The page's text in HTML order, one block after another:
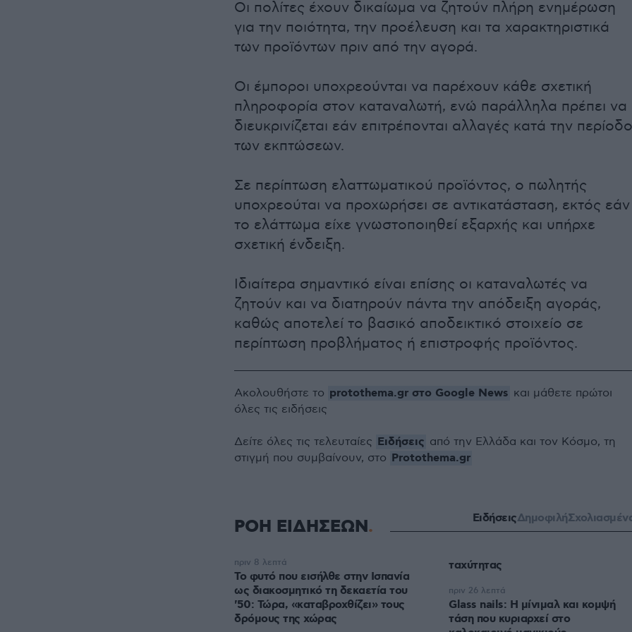
Οι πολίτες έχουν δικαίωμα να ζητούν πλήρη ενημέρωση
για την ποιότητα, την προέλευση και τα χαρακτηριστικά
των προϊόντων πριν από την αγορά.
Οι έμποροι υποχρεούνται να παρέχουν κάθε σχετική
πληροφορία στον καταναλωτή, ενώ παράλληλα πρέπει να
διευκρινίζεται εάν επιτρέπονται αλλαγές κατά την περίοδο
των εκπτώσεων.
Σε περίπτωση ελαττωματικού προϊόντος, ο πωλητής
υποχρεούται να προχωρήσει σε αντικατάσταση, εκτός εάν
το ελάττωμα είχε γνωστοποιηθεί εξαρχής και υπήρχε
σχετική ένδειξη.
Ιδιαίτερα σημαντικό είναι επίσης οι καταναλωτές να
ζητούν και να διατηρούν πάντα την απόδειξη αγοράς,
καθώς αποτελεί το βασικό αποδεικτικό στοιχείο σε
περίπτωση προβλήματος ή επιστροφής προϊόντος.
Ακολουθήστε το protothema.gr στο Google News και μάθετε πρώτοι
όλες τις ειδήσεις
Δείτε όλες τις τελευταίες Ειδήσεις από την Ελλάδα και τον Κόσμο, τη
στιγμή που συμβαίνουν, στο Protothema.gr
ΡΟΗ ΕΙΔΗΣΕΩΝ ΕιδήσειςΔημοφιλή
Το φυτό που εισήλθε στην Ισπανία
ως διακοσμητικό τη δεκαετία του
'50: Τώρα, «καταβροχθίζει» τους
δρόμους της χώρας
πριν 8 λεπτά ταχύτητας
Glass nails: Η μίνιμαλ και κομψή
τάση που κυριαρχεί στο
πριν 26 λεπτά